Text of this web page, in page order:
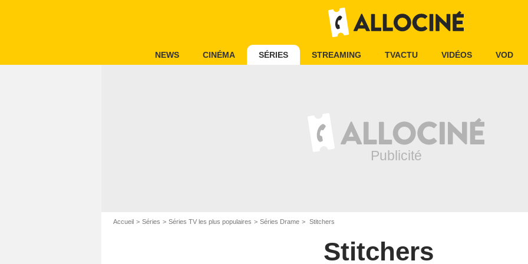
NEWS CINÉMA SÉRIES STREAMING TVACTU VIDÉOS VOD
Accueil Séries Séries TV les plus populaires Séries Drame Stitchers
Stitchers